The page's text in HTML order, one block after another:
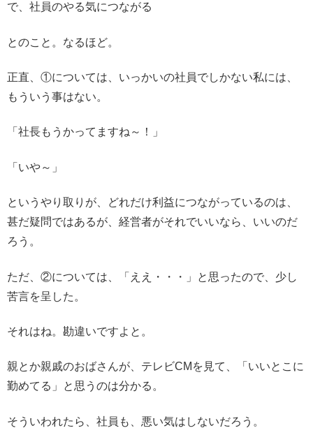
で、社員のやる気につながる
とのこと。なるほど。
正直、①については、いっかいの社員でしかない私には、
もういう事はない。
「社長もうかってますね～！」
「いや～」
というやり取りが、どれだけ利益につながっているのは、
甚だ疑問ではあるが、経営者がそれでいいなら、いいのだ
ろう。
ただ、②については、「ええ・・・」と思ったので、少し
苦言を呈した。
それはね。勘違いですよと。
親とか親戚のおばさんが、テレビCMを見て、「いいとこに
勤めてる」と思うのは分かる。
そういわれたら、社員も、悪い気はしないだろう。